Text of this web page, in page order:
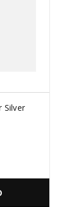
Silver